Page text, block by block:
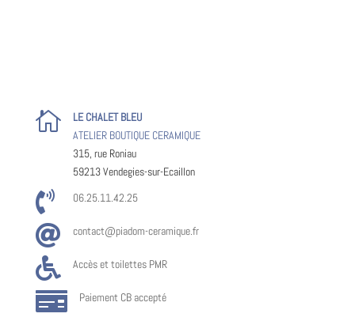

LE CHALET BLEU
ATELIER BOUTIQUE CERAMIQUE
315, rue Roniau
59213 Vendegies-sur-Ecaillon
 06.25.11.42.25
 contact@piadom-ceramique.fr
 Accès et toilettes PMR
 Paiement CB accepté